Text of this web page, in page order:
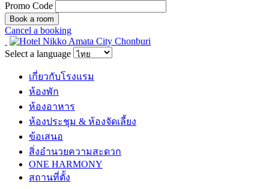
Promo Code
Cancel a booking
Select a language
เกี่ยวกับโรงแรม
ห้องพัก
ห้องอาหาร
ห้องประชุม & ห้องจัดเลี้ยง
ข้อเสนอ
สิ่งอำนวยความสะดวก
ONE HARMONY
สถานที่ตั้ง